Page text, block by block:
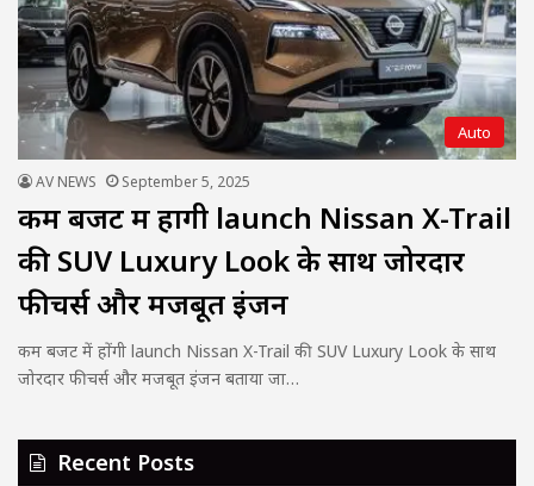
Auto
AV NEWS September 5, 2025
कम बजट में होंगी launch Nissan X-Trail
की SUV Luxury Look के साथ जोरदार
फीचर्स और मजबूत इंजन
कम बजट में होंगी launch Nissan X-Trail की SUV Luxury Look के साथ
जोरदार फीचर्स और मजबूत इंजन बताया जा…
Recent Posts